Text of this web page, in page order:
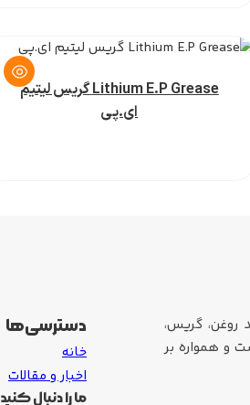
Lithium E.P Grease گریس لیتیم
ای.پی
در تولید روغن، گریس،
و همواره بر
دسترسی‌ها
خانه
اخبار و مقالات
ما را دنبال کنید